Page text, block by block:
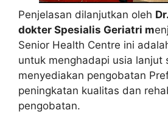
Penjelasan dilanjutkan oleh
dokter Spesialis Geriatri m
Senior Health Centre ini
untuk menghadapi usia lanjut
menyediakan pengobatan
peningkatan kualitas dan
pengobatan.